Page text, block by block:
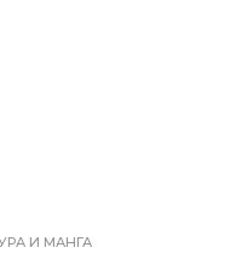
И МАНГА